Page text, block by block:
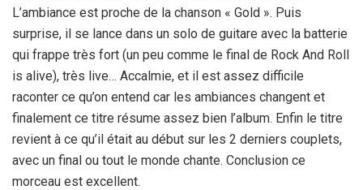
L’ambiance est proche de la chanson « Gold ». Puis
surprise, il se lance dans un solo de guitare avec la batterie
qui frappe très fort (un peu comme le final de Rock And Roll
is alive), très live… Accalmie, et il est assez difficile
raconter ce qu’on entend car les ambiances changent et
finalement ce titre résume assez bien l’album. Enfin le titre
revient à ce qu’il était au début sur les 2 derniers couplets,
avec un final ou tout le monde chante. Conclusion ce
morceau est excellent.